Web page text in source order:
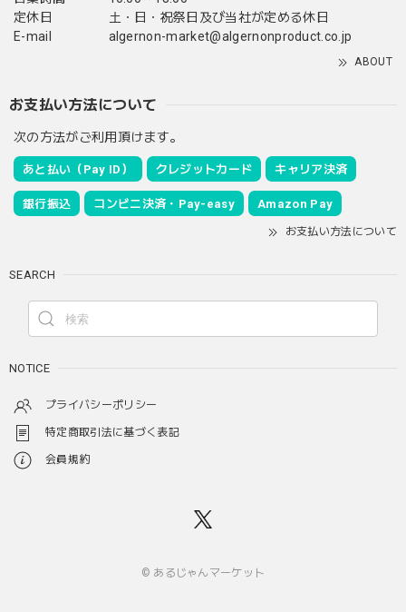
定休日
土・日・祝祭日及び当社が定める休日
E-mail
algernon-market@algernonproduct.co.jp
ABOUT
お支払い方法について
次の方法がご利用頂けます。
あと払い（Pay ID） クレジットカード キャリア決済
銀行振込 コンビニ決済・Pay-easy Amazon Pay
お支払い方法について
SEARCH
NOTICE
プライバシーポリシー
特定商取引法に基づく表記
会員規約
© あるじゃんマーケット